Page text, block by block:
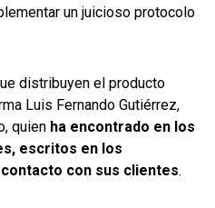
un juicioso protocolo
distribuyen el producto
Luis Fernando Gutiérrez,
quien ha encontrado en los
escritos en los
con sus clientes.